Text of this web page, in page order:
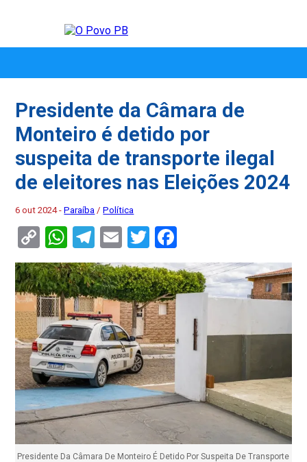
Presidente da Câmara de
Monteiro é detido por
suspeita de transporte ilegal
de eleitores nas Eleições 2024
6 out 2024 -Paraíba /Política
Copy
Link
WhatsApp
Telegram
EmailTwitter
Presidente Da Câmara De Monteiro É Detido Por Suspeita De Transporte